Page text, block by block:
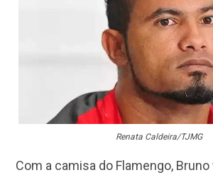
Renata Caldeira/TJMG
Com a camisa do Flamengo,